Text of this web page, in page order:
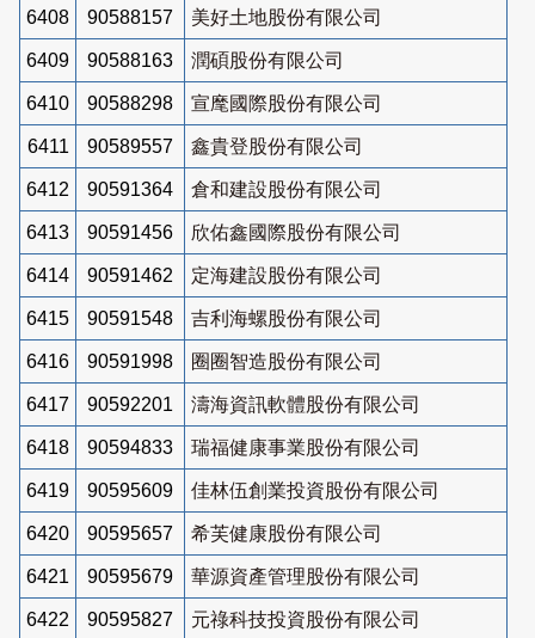
6408 90588157 美好土地股份有限公司
6409 90588163 潤碩股份有限公司
6410 90588298 宣麾國際股份有限公司
6411 90589557 鑫貴登股份有限公司
6412 90591364 倉和建設股份有限公司
6413 90591456 欣佑鑫國際股份有限公司
6414 90591462 定海建設股份有限公司
6415 90591548 吉利海螺股份有限公司
6416 90591998 圈圈智造股份有限公司
6417 90592201 濤海資訊軟體股份有限公司
6418 90594833 瑞福健康事業股份有限公司
6419 90595609 佳林伍創業投資股份有限公司
6420 90595657 希芙健康股份有限公司
6421 90595679 華源資產管理股份有限公司
6422 90595827 元祿科技投資股份有限公司